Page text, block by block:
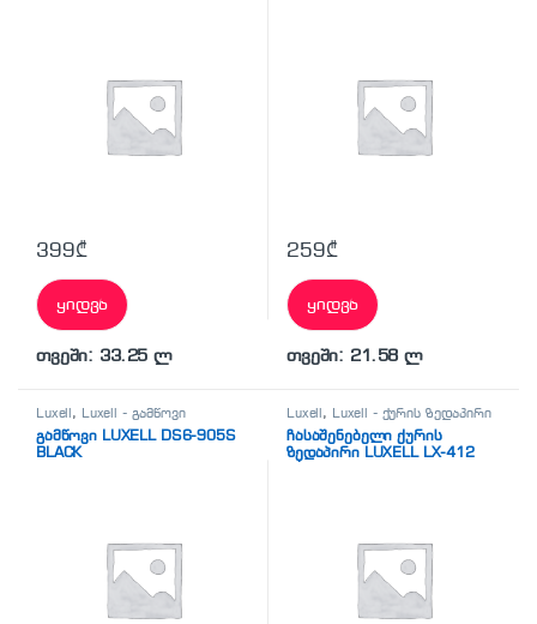
399₾
ყიდვა
თვეში: 33.25 ლ
259₾
ყიდვა
თვეში: 21.58 ლ
Luxell, Luxell - გამწოვი
გამწოვი LUXELL DS6-905S
BLACK
Luxell, Luxell - ქურის ზედაპირი
ჩასაშენებელი ქურის
ზედაპირი LUXELL LX-412